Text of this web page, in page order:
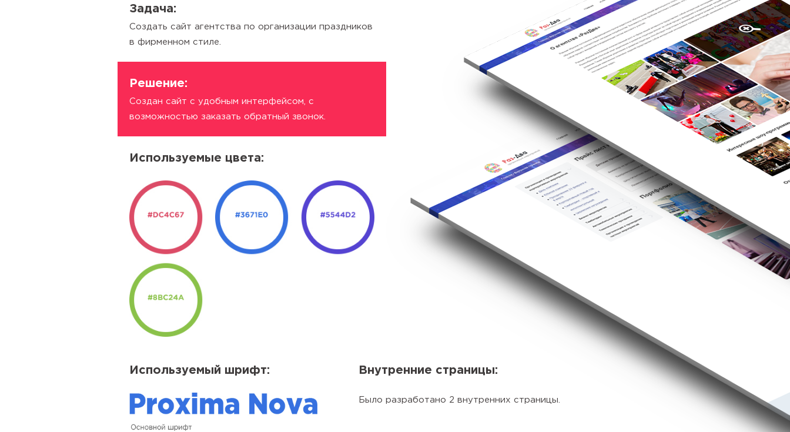
Задача:
Создать сайт агентства по организации праздников
в фирменном стиле.
Решение:
Создан сайт с удобным интерфейсом, с
возможностью заказать обратный звонок.
Используемые цвета:
Используемый шрифт: Внутренние страницы:
Было разработано 2 внутренних страницы.